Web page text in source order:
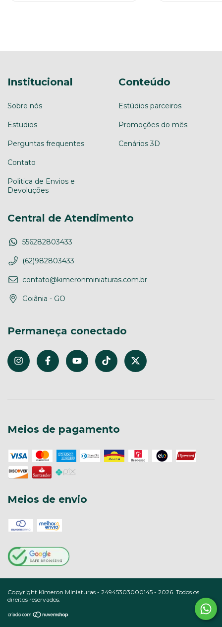
Institucional
Sobre nós
Estudios
Perguntas frequentes
Contato
Politica de Envios e
Devoluções
Conteúdo
Estúdios parceiros
Promoções do mês
Cenários 3D
Central de Atendimento
556282803433
(62)982803433
contato@kimeronminiaturas.com.br
Goiânia - GO
Permaneça conectado
Meios de pagamento
Meios de envio
Copyright Kimeron Miniaturas - 24945303000145 - 2026. Todos os
direitos reservados.